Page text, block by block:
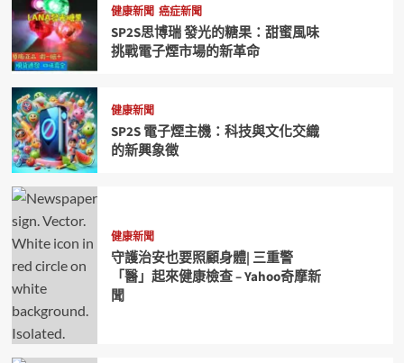
健康新聞 癌症新聞
SP2S思博瑞 發光的糖果：甜蜜風味
挑戰電子煙市場的新革命
健康新聞
SP2S 電子煙主機：科技與文化交織
的新興象徵
健康新聞
守護治安也要照顧身體| 三重警
「醫」起來健康檢查 – Yahoo奇摩新
聞